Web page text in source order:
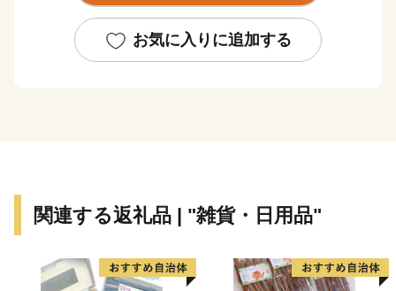
に実行され、緑豊かな住宅都市と教育・福祉・健康・文
化・スポーツ・情報などの生活型の産業が高度に集積し
分かれています。市の玄関として、デパートや専門店な
お気に入りに追加する
関連する返礼品 | "雑貨・日用品"